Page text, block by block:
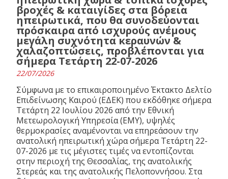
βροχές & καταιγίδες στα βόρεια
ηπειρωτικά, που θα συνοδεύονται
πρόσκαιρα από ισχυρούς ανέμους
μεγάλη συχνότητα κεραυνών &
χαλαζοπτώσεις, προβλέπονται για
σήμερα Τετάρτη 22-07-2026
22/07/2026
Σύμφωνα με το επικαιροποιημένο Έκτακτο Δελτίο
Επιδείνωσης Καιρού (ΕΔΕΚ) που εκδόθηκε σήμερα
Τετάρτη 22 Ιουλίου 2026 από την Εθνική
Μετεωρολογική Υπηρεσία (ΕΜΥ), υψηλές
θερμοκρασίες αναμένονται να επηρεάσουν την
ανατολική ηπειρωτική χώρα σήμερα Τετάρτη 22-
07-2026 με τις μέγιστες τιμές να εντοπίζονται
στην περιοχή της Θεσσαλίας, της ανατολικής
Στερεάς και της ανατολικής Πελοποννήσου. Στα